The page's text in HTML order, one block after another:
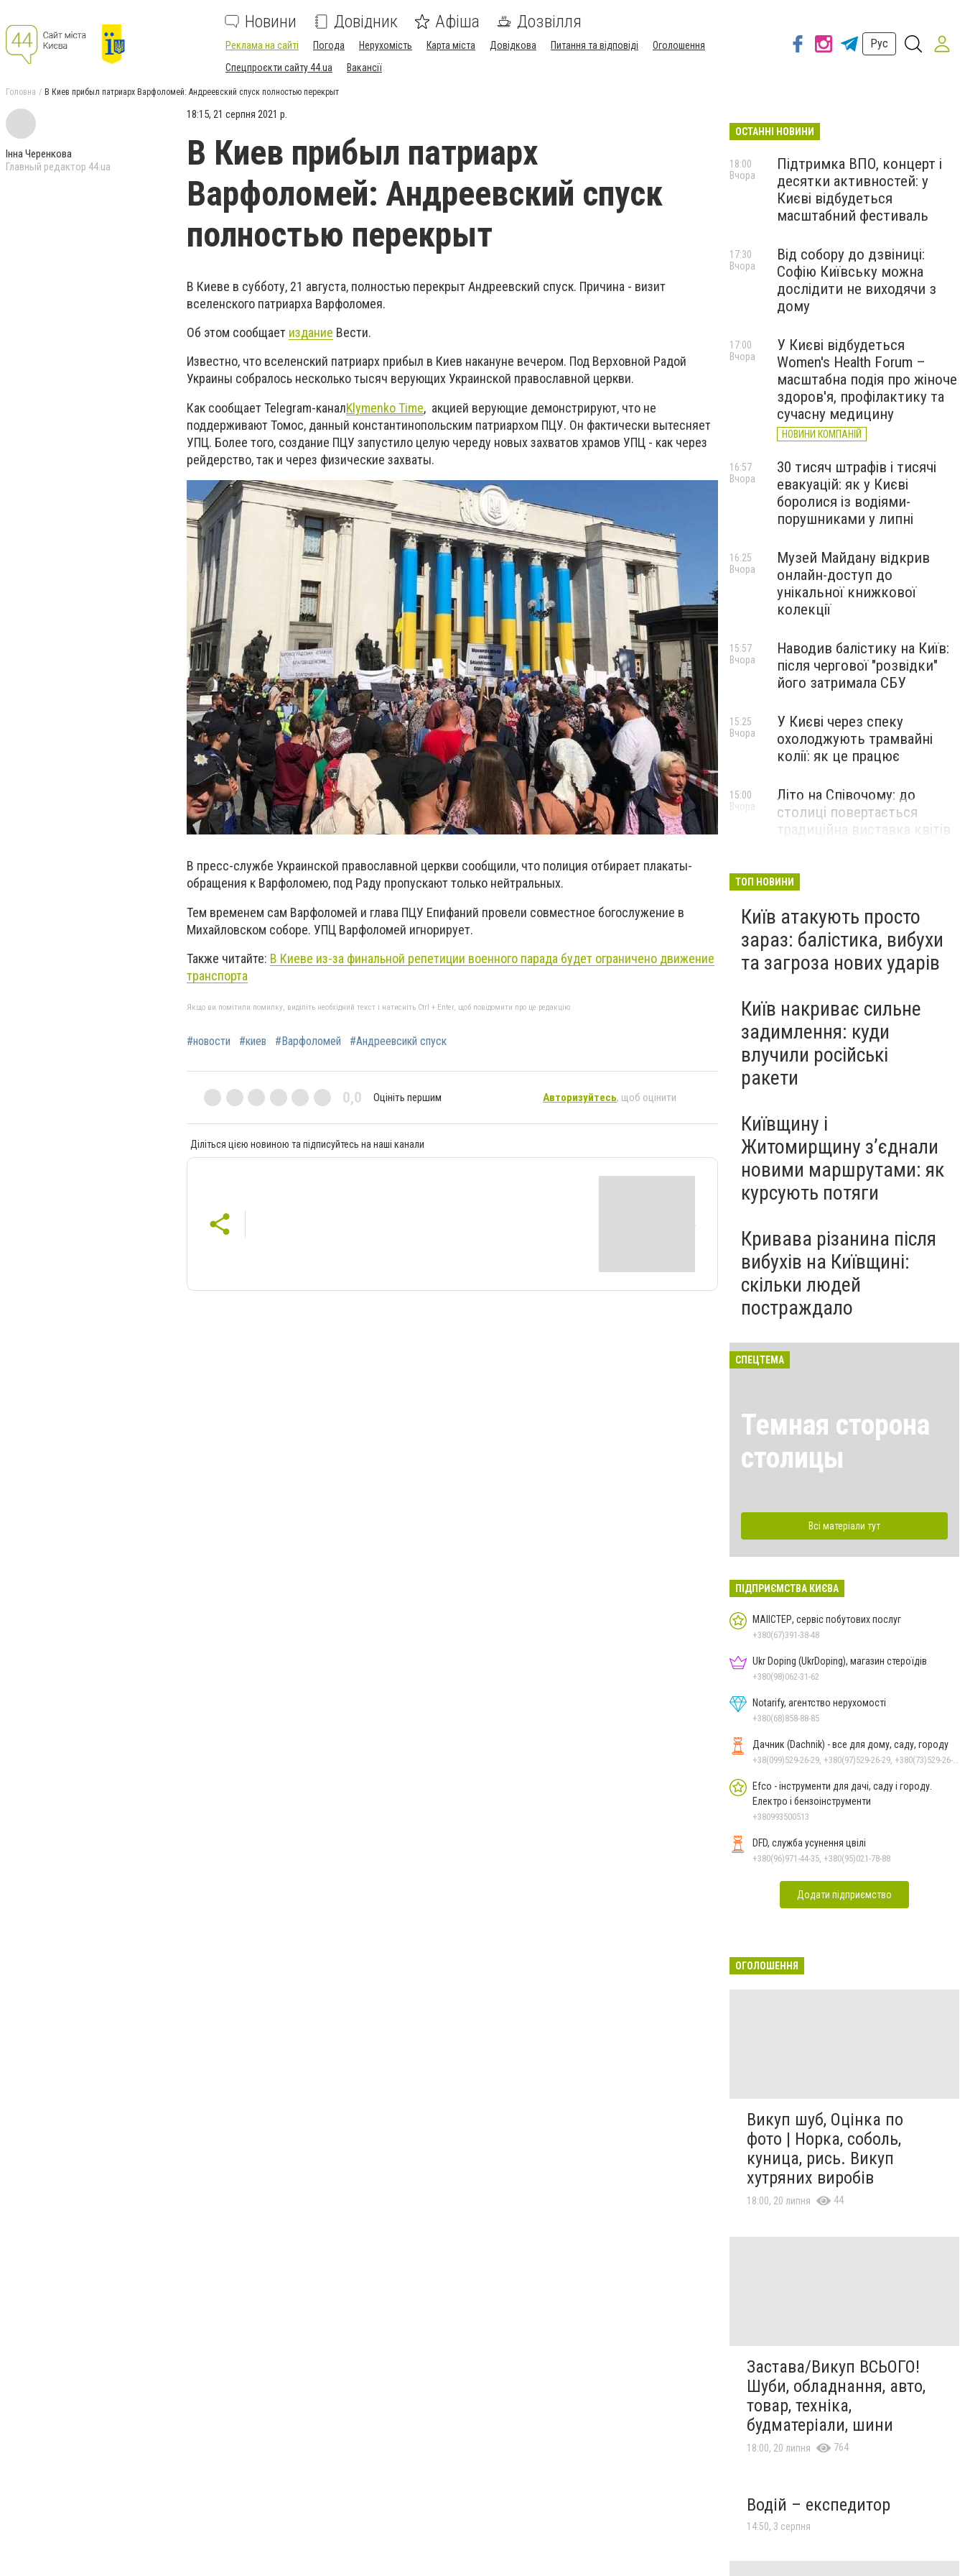
Новини Довідник Афіша Дозвілля
Реклама на сайті Погода Нерухомість Карта міста Довідкова Питання та відповіді
Оголошення
Спецпроєкти сайту 44.ua
Вакансії
Рус
Головна В Киев прибыл патриарх Варфоломей: Андреевский спуск полностью перекрыт
Інна Черенкова
Главный редактор 44.ua
18:15, 21 серпня 2021 р.
В Киев прибыл патриарх
Варфоломей: Андреевский спуск
полностью перекрыт
В Киеве в субботу, 21 августа, полностью перекрыт Андреевский спуск. Причина - визит
вселенского патриарха Варфоломея.
Об этом сообщает издание Вести.
Известно, что вселенский патриарх прибыл в Киев накануне вечером. Под Верховной Радой
Украины собралось несколько тысяч верующих Украинской православной церкви.
Как сообщает Telegram-каналKlymenko Time, акцией верующие демонстрируют, что не
поддерживают Томос, данный константинопольским патриархом ПЦУ. Он фактически вытесняет
УПЦ. Более того, создание ПЦУ запустило целую череду новых захватов храмов УПЦ - как через
рейдерство, так и через физические захваты.
В пресс-службе Украинской православной церкви сообщили, что полиция отбирает плакаты-
обращения к Варфоломею, под Раду пропускают только нейтральных.
Тем временем сам Варфоломей и глава ПЦУ Епифаний провели совместное богослужение в
Михайловском соборе. УПЦ Варфоломей игнорирует.
Также читайте: В Киеве из-за финальной репетиции военного парада будет ограничено движение
транспорта
Якщо ви помітили помилку, виділіть необхідний текст і натисніть Ctrl + Enter, щоб повідомити про це редакцію
#новости #киев #Варфоломей #Андреевсикй спуск
0,0 Оцініть першим Авторизуйтесь, щоб оцінити
Діліться цією новиною та підписуйтесь на наші канали
ОСТАННІ НОВИНИ
Підтримка ВПО, концерт і
десятки активностей: у
Києві відбудеться
масштабний фестиваль
18:00
Вчора
Від собору до дзвіниці:
Софію Київську можна
дослідити не виходячи з
дому
17:30
Вчора
У Києві відбудеться
Women's Health Forum –
масштабна подія про жіноче
здоров'я, профілактику та
сучасну медицину
НОВИНИ КОМПАНІЙ
17:00
Вчора
30 тисяч штрафів і тисячі
евакуацій: як у Києві
боролися із водіями-
порушниками у липні
16:57
Вчора
Музей Майдану відкрив
онлайн-доступ до
унікальної книжкової
колекції
16:25
Вчора
Наводив балістику на Київ:
після чергової "розвідки"
його затримала СБУ
15:57
Вчора
У Києві через спеку
охолоджують трамвайні
колії: як це працює
15:25
Вчора
Літо на Співочому: до
столиці повертається
традиційна виставка квітів
15:00
Вчора
ТОП НОВИНИ
Київ атакують просто
зараз: балістика, вибухи
та загроза нових ударів
Київ накриває сильне
задимлення: куди
влучили російські
ракети
Київщину і
Житомирщину з’єднали
новими маршрутами: як
курсують потяги
Кривава різанина після
вибухів на Київщині:
скільки людей
постраждало
СПЕЦТЕМА
Темная сторона
столицы
Всі матеріали тут
ПІДПРИЄМСТВА КИЄВА
МАІІСТЕР, сервіс побутових послуг
+380(67)391-38-48
Ukr Doping (UkrDoping), магазин стероїдів
+380(98)062-31-62
Notarify, агентство нерухомості
+380(68)858-88-85
Дачник (Dachnik) - все для дому, саду, городу
Efco - інструменти для дачі, саду і городу.
Електро і бензоінструменти
+380993500513
DFD, служба усунення цвілі
+380(96)971-44-35, +380(95)021-78-88
Додати підприємство
ОГОЛОШЕННЯ
Викуп шуб, Оцінка по
фото | Норка, соболь,
куница, рись. Викуп
хутряних виробів
18:00, 20 липня 44
Застава/Викуп ВСЬОГО!
Шуби, обладнання, авто,
товар, техніка,
будматеріали, шини
18:00, 20 липня 764
Водій – експедитор
14:50, 3 серпня